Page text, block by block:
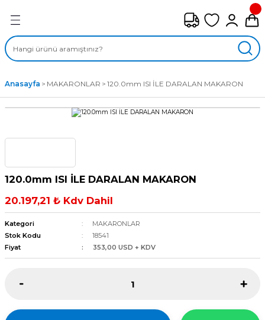
ÇEŞİTLERİ
FANLAR
FANLAR
Anasayfa MAKARONLAR 120.0mm ISI İLE DARALAN MAKARON
120.0mm ISI İLE DARALAN MAKARON
20.197,21 ₺ Kdv Dahil
Kategori
MAKARONLAR
Stok Kodu
18541
Fiyat
353,00 USD + KDV